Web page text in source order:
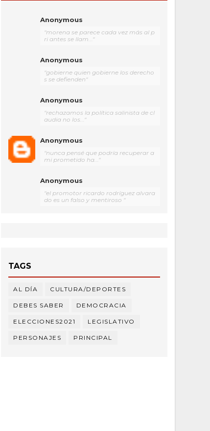
Anonymous
"morena se parece cada vez más al p
ri antes se llam..."
Anonymous
"gobierne quien gobierne los derecho
s se defienden"
Anonymous
"rechazamos la política salinista de cl
audia no los..."
Anonymous
"nunca pensé que podría recuperar a
mi prometido ha..."
Anonymous
"el promotor ricardo rodríguez alvara
do es un falso y mentiroso "
TAGS
AL DÍA CULTURA/DEPORTES
DEBES SABER DEMOCRACIA
ELECCIONES2021 LEGISLATIVO
PERSONAJES PRINCIPAL